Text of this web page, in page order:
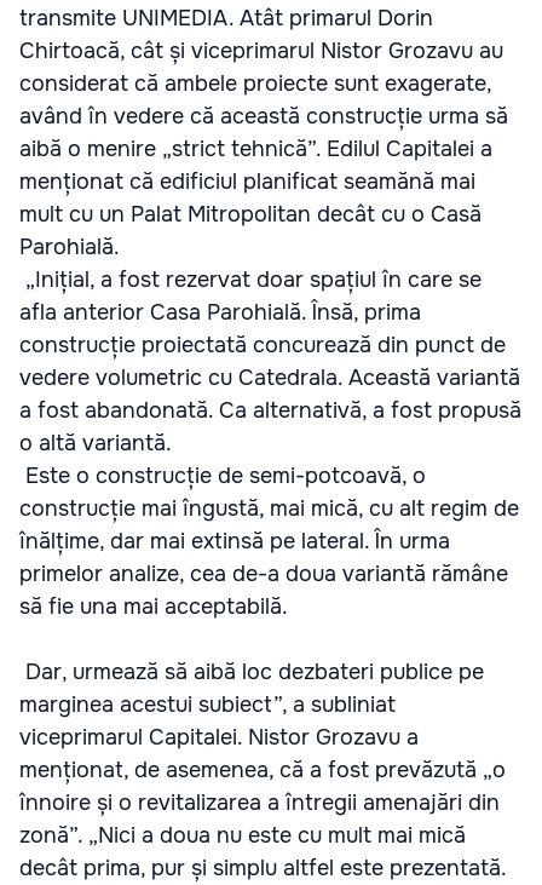
transmite UNIMEDIA. Atât primarul Dorin
Chirtoacă, cât și viceprimarul Nistor Grozavu au
considerat că ambele proiecte sunt exagerate,
având în vedere că această construcție urma să
aibă o menire „strict tehnică”. Edilul Capitalei a
menționat că edificiul planificat seamănă mai
mult cu un Palat Mitropolitan decât cu o Casă
Parohială.
„Inițial, a fost rezervat doar spațiul în care se
afla anterior Casa Parohială. Însă, prima
construcție proiectată concurează din punct de
vedere volumetric cu Catedrala. Această variantă
a fost abandonată. Ca alternativă, a fost propusă
o altă variantă.
Este o construcție de semi-potcoavă, o
construcție mai îngustă, mai mică, cu alt regim de
înălțime, dar mai extinsă pe lateral. În urma
primelor analize, cea de-a doua variantă rămâne
să fie una mai acceptabilă.
Dar, urmează să aibă loc dezbateri publice pe
marginea acestui subiect”, a subliniat
viceprimarul Capitalei. Nistor Grozavu a
menționat, de asemenea, că a fost prevăzută „o
înnoire și o revitalizarea a întregii amenajări din
zonă”. „Nici a doua nu este cu mult mai mică
decât prima, pur și simplu altfel este prezentată.